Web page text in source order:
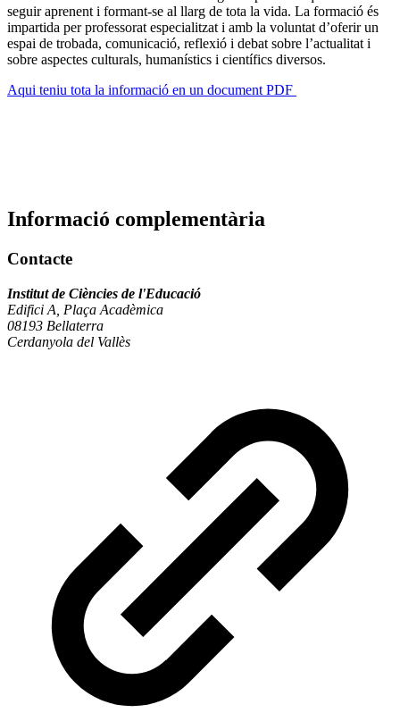
seguir aprenent i formant-se al llarg de tota la vida. La formació és
impartida per professorat especialitzat i amb la voluntat d’oferir un
espai de trobada, comunicació, reflexió i debat sobre l’actualitat i
sobre aspectes culturals, humanístics i científics diversos.
Aqui teniu tota la informació en un document PDF
Informació complementària
Contacte
Institut de Ciències de l'Educació
Edifici A, Plaça Acadèmica
08193 Bellaterra
Cerdanyola del Vallès